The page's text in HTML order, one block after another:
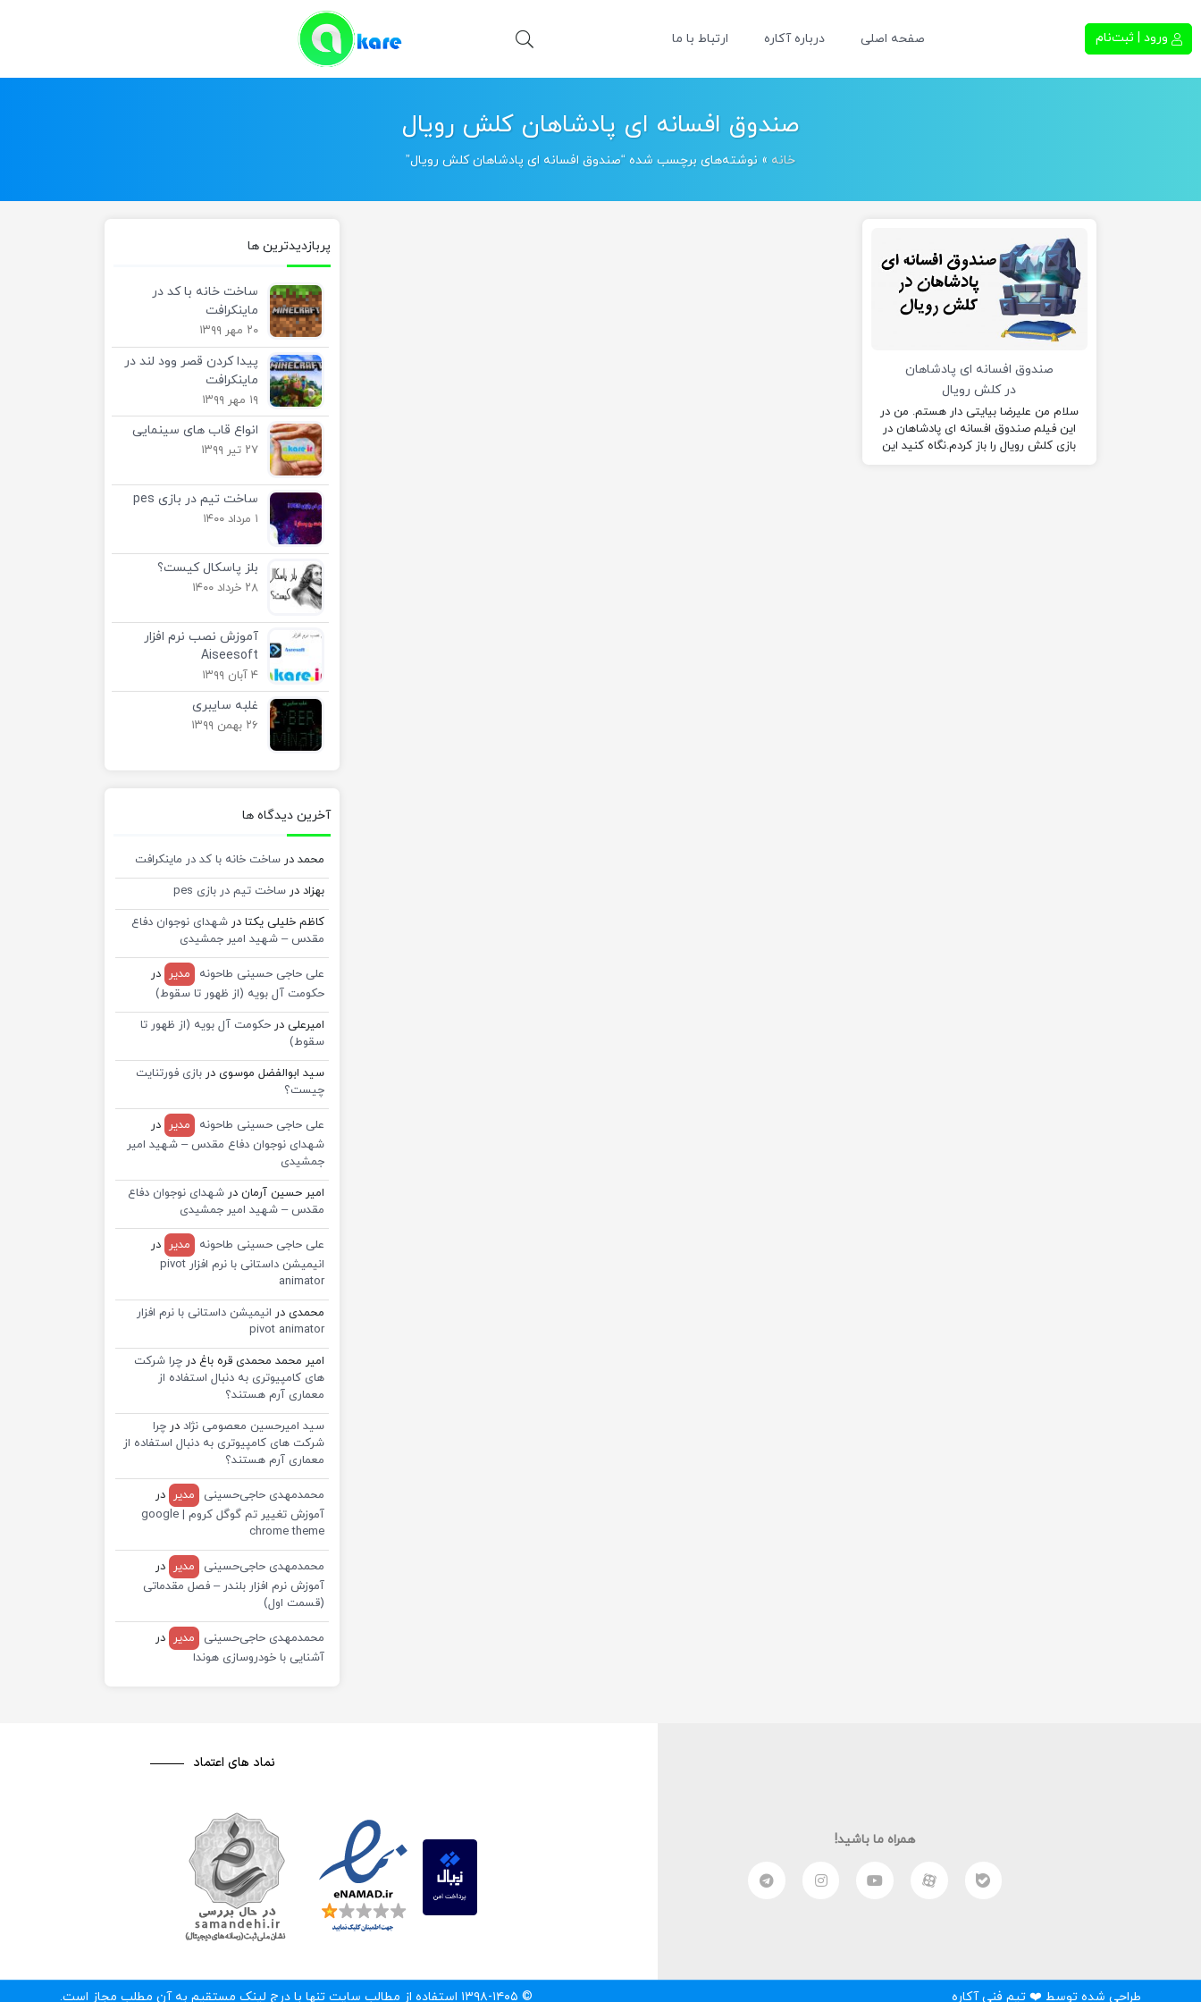
ورود | ثبت‌نام صفحه اصلی درباره آکاره ارتباط با ما
صندوق افسانه ای پادشاهان کلش رویال
خانه » نوشته‌های برچسب شده “صندوق افسانه ای پادشاهان کلش رویال”
صندوق افسانه ای پادشاهان
در کلش رویال
سلام من علیرضا بیایتی دار هستم. من در
این فیلم صندوق افسانه ای پادشاهان در
بازی کلش رویال را باز کردم.نگاه کنید این
پربازدیدترین ها
ساخت خانه با کد در
ماینکرافت
۲۰ مهر ۱۳۹۹
پیدا کردن قصر وود لند در
ماینکرافت
۱۹ مهر ۱۳۹۹
انواع قاب های سینمایی
۲۷ تیر ۱۳۹۹
ساخت تیم در بازی pes
۱ مرداد ۱۴۰۰
بلز پاسکال کیست؟
۲۸ خرداد ۱۴۰۰
آموزش نصب نرم افزار
Aiseesoft
۴ آبان ۱۳۹۹
غلبه سایبری
۲۶ بهمن ۱۳۹۹
آخرین دیدگاه ها
محمد درساخت خانه با کد در ماینکرافت
بهزاد درساخت تیم در بازی pes
کاظم خلیلی یکتا درشهدای نوجوان دفاع
مقدس – شهید امیر جمشیدی
علی حاجی حسینی طاحونه مدیر
در
حکومت آل بویه (از ظهور تا سقوط)
امیرعلی درحکومت آل بویه (از ظهور تا
سقوط)
سید ابوالفضل موسوی دربازی فورتنایت
چیست؟
علی حاجی حسینی طاحونه مدیر
در
شهدای نوجوان دفاع مقدس – شهید امیر
جمشیدی
امیر حسین آرمان درشهدای نوجوان دفاع
مقدس – شهید امیر جمشیدی
علی حاجی حسینی طاحونه مدیر
در
انیمیشن داستانی با نرم افزار pivot
animator
محمدی در انیمیشن داستانی با نرم افزار
pivot animator
امیر محمد محمدی قره باغ درچرا شرکت
های کامپیوتری به دنبال استفاده از
معماری آرم هستند؟
سید امیرحسین معصومی نژاد درچرا
شرکت های کامپیوتری به دنبال استفاده از
معماری آرم هستند؟
محمدمهدی حاجی‌حسینی مدیر
در
آموزش تغییر تم گوگل کروم | google
chrome theme
محمدمهدی حاجی‌حسینی مدیر
در
آموزش نرم افزار بلندر – فصل مقدماتی
(قسمت اول)
محمدمهدی حاجی‌حسینی مدیر
در
آشنایی با خودروسازی هوندا
همراه ما باشید!
نماد های اعتماد
طراحی شده توسط ❤️ تیم فنی آکاره © ۱۳۹۸-۱۴۰۵ استفاده از مطالب سایت تنها با درج لینک مستقیم به آن مطلب مجاز است.‌